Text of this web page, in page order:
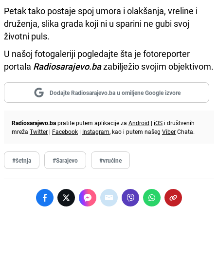
Petak tako postaje spoj umora i olakšanja, vreline i
druženja, slika grada koji ni u sparini ne gubi svoj
životni puls.
U našoj fotogaleriji pogledajte šta je fotoreporter
portala Radiosarajevo.bazabilježio svojim objektivom.
Dodajte Radiosarajevo.ba u omiljene Google izvore
Radiosarajevo.bapratite putem aplikacije za Android | iOS i društvenih
mreža Twitter | Facebook | Instagram, kao i putem našeg ViberChata.
#šetnja #Sarajevo #vrućine